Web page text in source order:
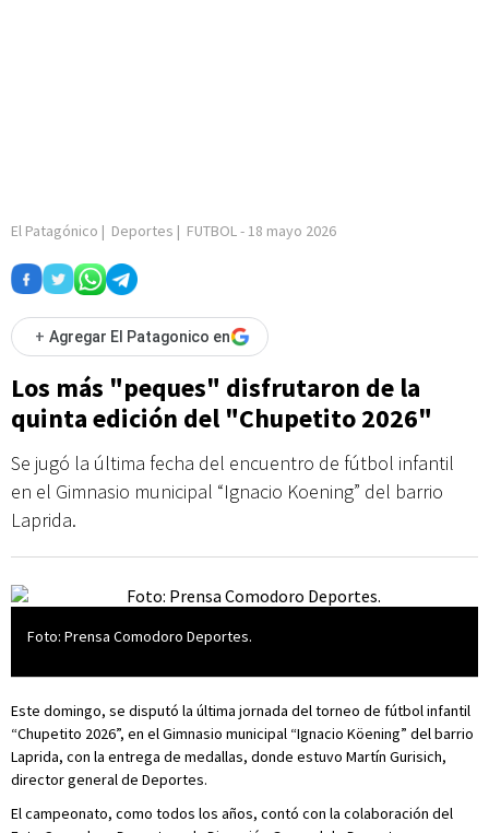
El Patagónico | Deportes | FUTBOL- 18 mayo 2026
+ Agregar El Patagonico en
Los más "peques" disfrutaron de la
quinta edición del "Chupetito 2026"
Se jugó la última fecha del encuentro de fútbol infantil
en el Gimnasio municipal “Ignacio Koening” del barrio
Laprida.
Foto: Prensa Comodoro Deportes.
Este domingo, se disputó la última jornada del torneo de fútbol infantil
“Chupetito 2026”, en el Gimnasio municipal “Ignacio Köening” del barrio
Laprida, con la entrega de medallas, donde estuvo Martín Gurisich,
director general de Deportes.
El campeonato, como todos los años, contó con la colaboración del